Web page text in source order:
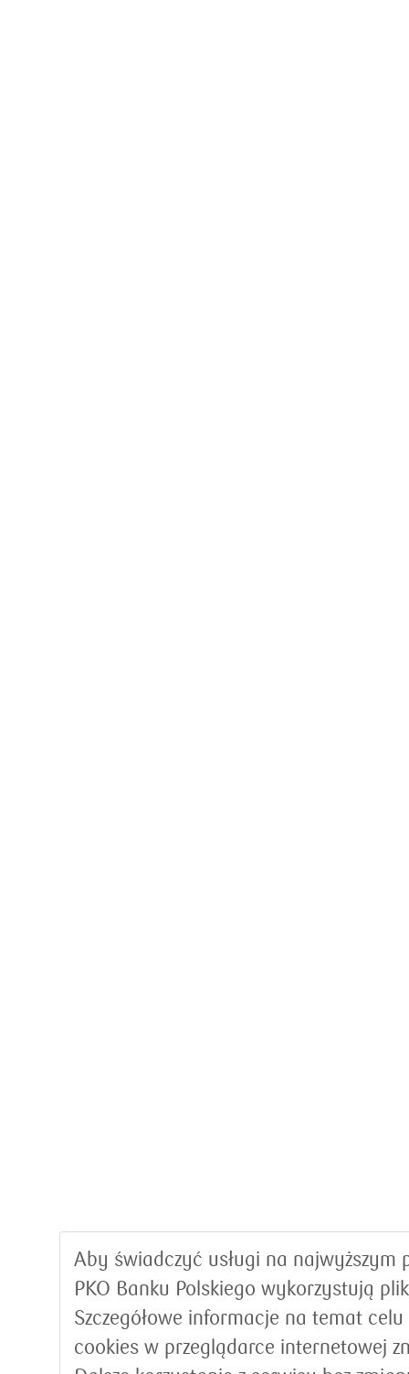
Aby świadczyć usługi na
PKO Banku Polskiego wykorzystują
Szczegółowe informacje na temat
cookies w przeglądarce internetowej